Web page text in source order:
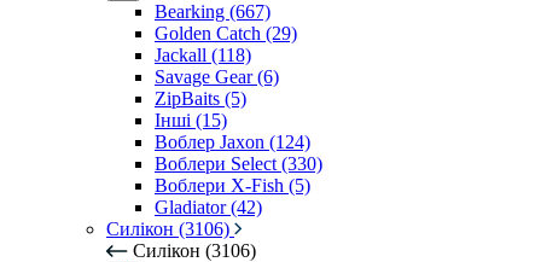
Bearking (667)
Golden Catch (29)
Jackall (118)
Savage Gear (6)
ZipBaits (5)
Інші (15)
Воблер Jaxon (124)
Воблери Select (330)
Воблери X-Fish (5)
Gladiator (42)
Силікон (3106)
Силікон (3106)